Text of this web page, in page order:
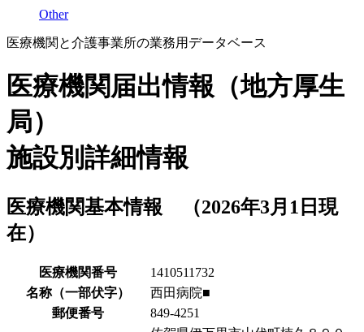
Other
医療機関と介護事業所の業務用データベース
医療機関届出情報（地方厚生
局）
施設別詳細情報
医療機関基本情報 （2026年3月1日現
在）
医療機関番号
1410511732
名称（一部伏字）
西田病院■
郵便番号
849-4251